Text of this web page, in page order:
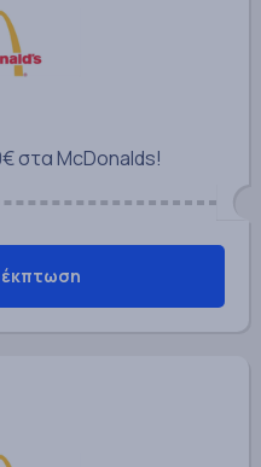
στα McDonalds!
έκπτωση